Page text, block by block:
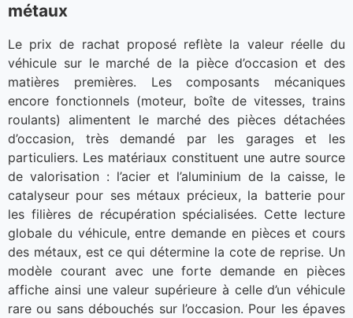
métaux
Le prix de rachat proposé reflète la valeur réelle du
véhicule sur le marché de la pièce d’occasion et des
matières premières. Les composants mécaniques
encore fonctionnels (moteur, boîte de vitesses, trains
roulants) alimentent le marché des pièces détachées
d’occasion, très demandé par les garages et les
particuliers. Les matériaux constituent une autre source
de valorisation : l’acier et l’aluminium de la caisse, le
catalyseur pour ses métaux précieux, la batterie pour
les filières de récupération spécialisées. Cette lecture
globale du véhicule, entre demande en pièces et cours
des métaux, est ce qui détermine la cote de reprise. Un
modèle courant avec une forte demande en pièces
affiche ainsi une valeur supérieure à celle d’un véhicule
rare ou sans débouchés sur l’occasion. Pour les épaves